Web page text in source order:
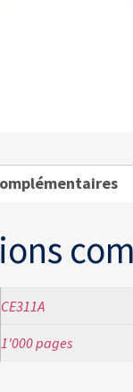
CE311A
1'000 pages